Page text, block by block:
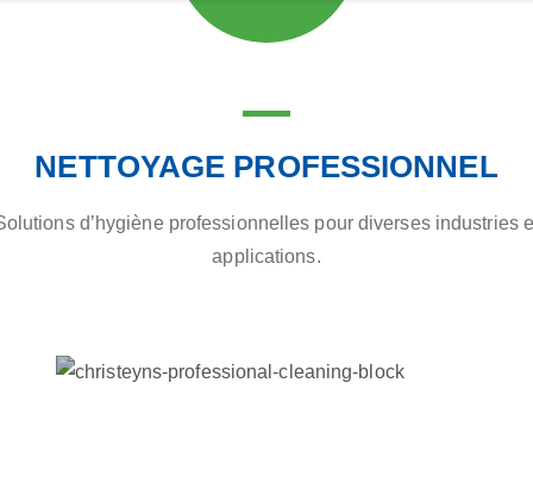
NETTOYAGE PROFESSIONNEL
d’hygiène professionnelles pour diverses industries
applications.